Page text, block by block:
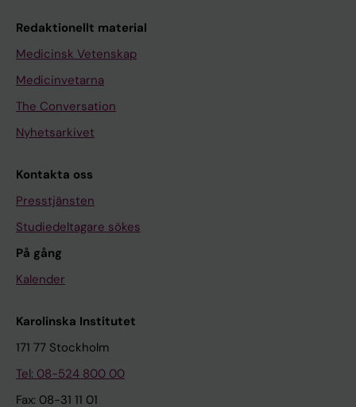
Redaktionellt material
Medicinsk Vetenskap
Medicinvetarna
The Conversation
Nyhetsarkivet
Kontakta oss
Presstjänsten
Studiedeltagare sökes
På gång
Kalender
Karolinska Institutet
171 77 Stockholm
Tel: 08-524 800 00
Fax: 08-31 11 01